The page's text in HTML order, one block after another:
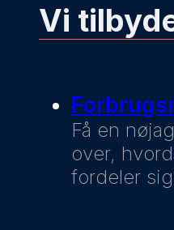
Vi
Få en
over,
fordeler